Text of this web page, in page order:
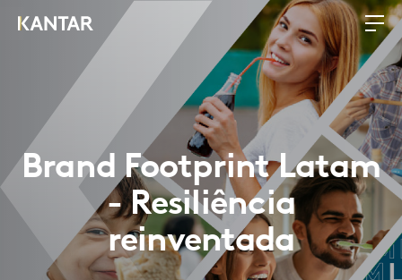
Brand Footprint Latam
- Resiliência
reinventada